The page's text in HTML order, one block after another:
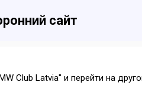
сайт
Club Latvia" и перейти на